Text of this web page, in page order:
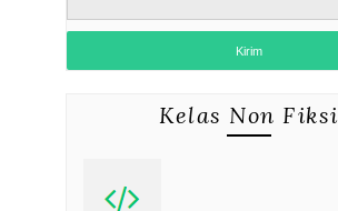
Kelas Non Fiksi